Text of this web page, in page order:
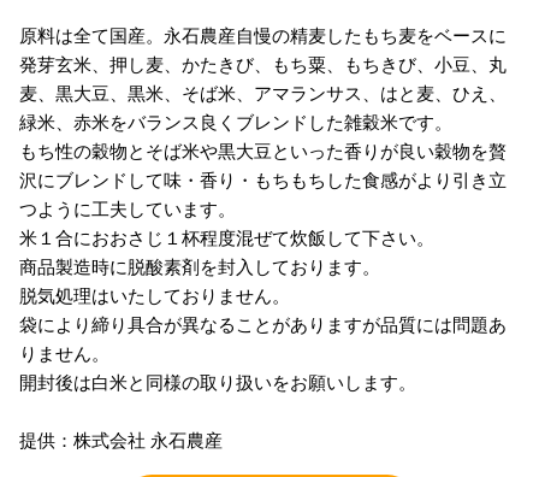
原料は全て国産。永石農産自慢の精麦したもち麦をベースに
発芽玄米、押し麦、かたきび、もち粟、もちきび、小豆、丸
麦、黒大豆、黒米、そば米、アマランサス、はと麦、ひえ、
緑米、赤米をバランス良くブレンドした雑穀米です。
もち性の穀物とそば米や黒大豆といった香りが良い穀物を贅
沢にブレンドして味・香り・もちもちした食感がより引き立
つように工夫しています。
米１合におおさじ１杯程度混ぜて炊飯して下さい。
商品製造時に脱酸素剤を封入しております。
脱気処理はいたしておりません。
袋により締り具合が異なることがありますが品質には問題あ
りません。
開封後は白米と同様の取り扱いをお願いします。
提供：株式会社 永石農産